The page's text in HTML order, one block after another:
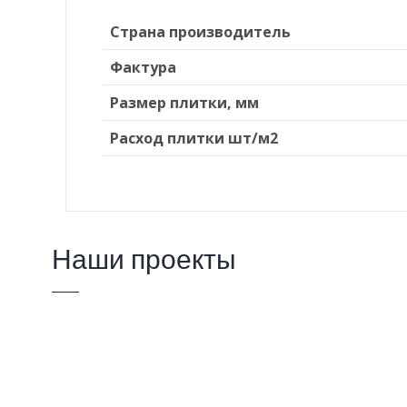
Страна производитель
Фактура
Размер плитки, мм
Расход плитки шт/м2
Наши проекты